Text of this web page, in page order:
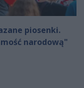
piosenki.
narodową"